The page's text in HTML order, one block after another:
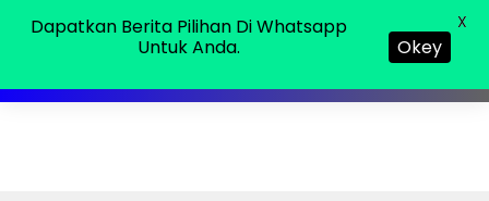
Dapatkan Berita Pilihan Di Whatsapp
Untuk Anda.
Okey
X